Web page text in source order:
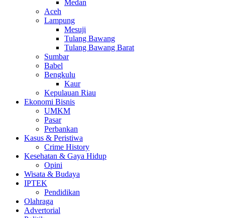
Medan
Aceh
Lampung
Mesuji
Tulang Bawang
Tulang Bawang Barat
Sumbar
Babel
Bengkulu
Kaur
Kepulauan Riau
Ekonomi Bisnis
UMKM
Pasar
Perbankan
Kasus & Peristiwa
Crime History
Kesehatan & Gaya Hidup
Opini
Wisata & Budaya
IPTEK
Pendidikan
Olahraga
Advertorial